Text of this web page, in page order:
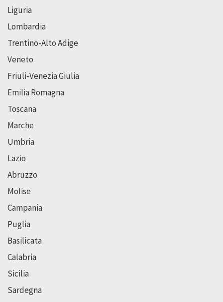
Liguria
Lombardia
Trentino-Alto Adige
Veneto
Friuli-Venezia Giulia
Emilia Romagna
Toscana
Marche
Umbria
Lazio
Abruzzo
Molise
Campania
Puglia
Basilicata
Calabria
Sicilia
Sardegna